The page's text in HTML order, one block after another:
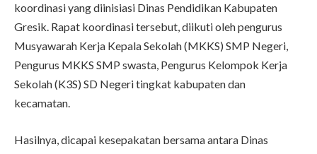
koordinasi yang diinisiasi Dinas Pendidikan Kabupaten
Gresik. Rapat koordinasi tersebut, diikuti oleh pengurus
Musyawarah Kerja Kepala Sekolah (MKKS) SMP Negeri,
Pengurus MKKS SMP swasta, Pengurus Kelompok Kerja
Sekolah (K3S) SD Negeri tingkat kabupaten dan
kecamatan.
Hasilnya, dicapai kesepakatan bersama antara Dinas